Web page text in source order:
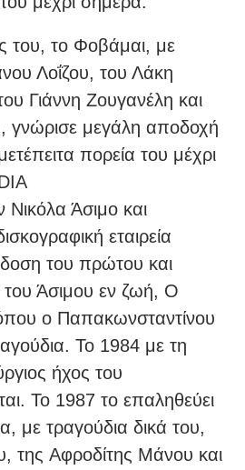
του, το Φοβάμαι, με
Λοΐζου, του Λάκη
Γιάννη Ζουγανέλη και
γνώρισε μεγάλη αποδοχή
πορεία του μέχρι
Νικόλα Άσιμο και
εταιρεία
του πρώτου και
του Άσιμου εν ζωή, Ο
ο Παπακωνσταντίνου
Το 1984 με τη
ήχος του
Το 1987 το επαληθεύει
με τραγούδια δικά του,
της Αφροδίτης Μάνου και